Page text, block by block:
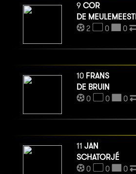
9 COR
DE
2
0 0
10 FRANS
DE BRUIN
0
0 0
11 JAN
SCHATORJÉ
0
0 0